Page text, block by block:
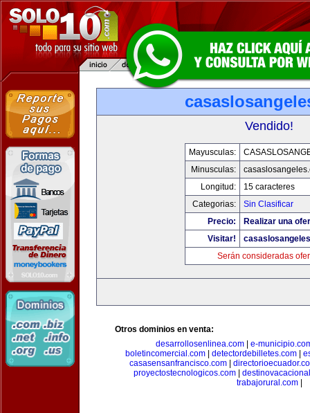
Vendido!
Mayusculas:
Minusculas:
Longitud:
15 caracteres
Categorias:
Sin Clasificar
Precio:
Realizar una
Visitar!
Serán consideradas
Otros dominios en venta:
desarrollosenlinea.com
e-
boletincomercial.com
detectordebilletes.com
casasensanfrancisco.com|
proyectostecnologicos.com|
trabajorural.com|